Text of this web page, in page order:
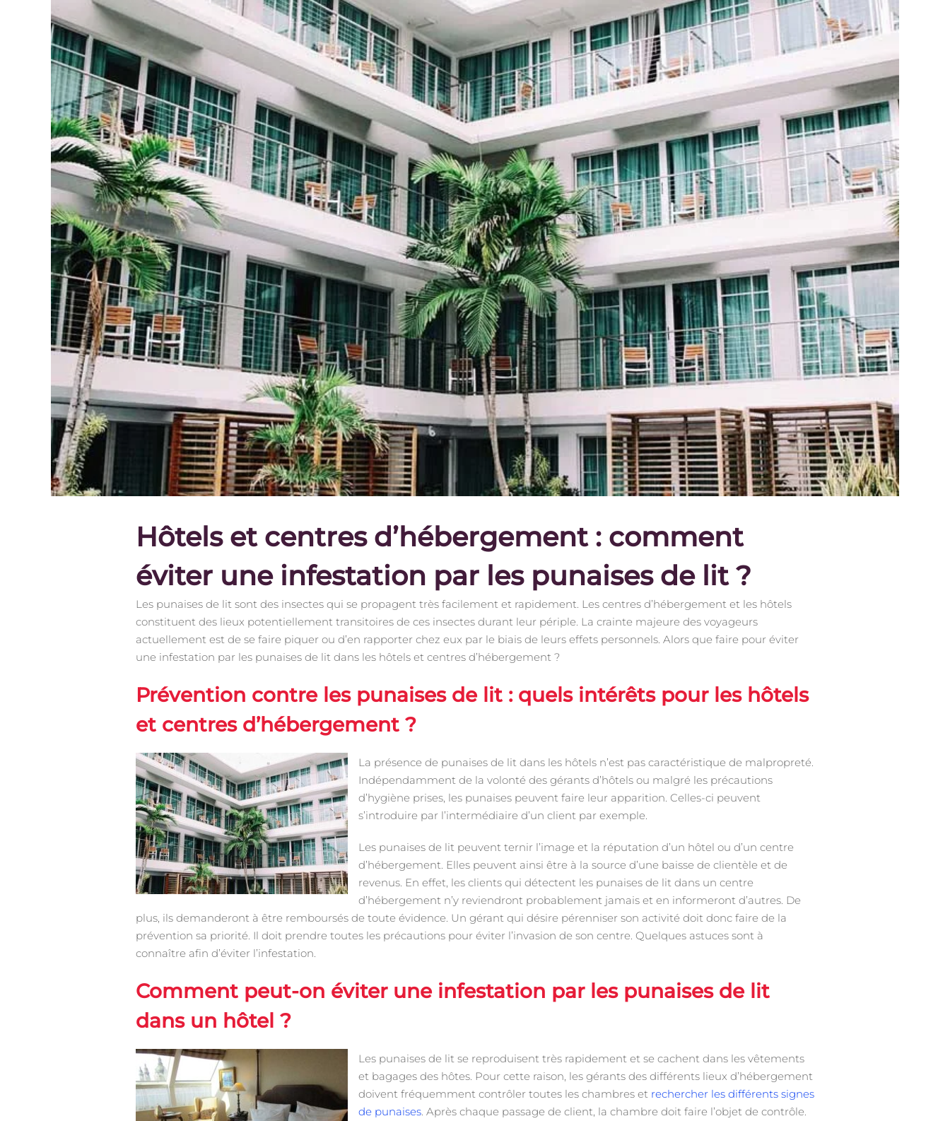
Hôtels et centres d’hébergement : comment
éviter une infestation par les punaises de lit ?
Les punaises de lit sont des insectes qui se propagent très facilement et rapidement. Les centres d’hébergement et les hôtels
constituent des lieux potentiellement transitoires de ces insectes durant leur périple. La crainte majeure des voyageurs
actuellement est de se faire piquer ou d’en rapporter chez eux par le biais de leurs effets personnels. Alors que faire pour éviter
une infestation par les punaises de lit dans les hôtels et centres d’hébergement ?
Prévention contre les punaises de lit : quels intérêts pour les hôtels
et centres d’hébergement ?
La présence de punaises de lit dans les hôtels n’est pas caractéristique de malpropreté.
Indépendamment de la volonté des gérants d’hôtels ou malgré les précautions
d’hygiène prises, les punaises peuvent faire leur apparition. Celles-ci peuvent
s’introduire par l’intermédiaire d’un client par exemple.
Les punaises de lit peuvent ternir l’image et la réputation d’un hôtel ou d’un centre
d’hébergement. Elles peuvent ainsi être à la source d’une baisse de clientèle et de
revenus. En effet, les clients qui détectent les punaises de lit dans un centre
d’hébergement n’y reviendront probablement jamais et en informeront d’autres. De
plus, ils demanderont à être remboursés de toute évidence. Un gérant qui désire pérenniser son activité doit donc faire de la
prévention sa priorité. Il doit prendre toutes les précautions pour éviter l’invasion de son centre. Quelques astuces sont à
connaître afin d’éviter l’infestation.
Comment peut-on éviter une infestation par les punaises de lit
dans un hôtel ?
Les punaises de lit se reproduisent très rapidement et se cachent dans les vêtements
et bagages des hôtes. Pour cette raison, les gérants des différents lieux d’hébergement
doivent fréquemment contrôler toutes les chambres et rechercher les différents signes
de punaises . Après chaque passage de client, la chambre doit faire l’objet de contrôle.